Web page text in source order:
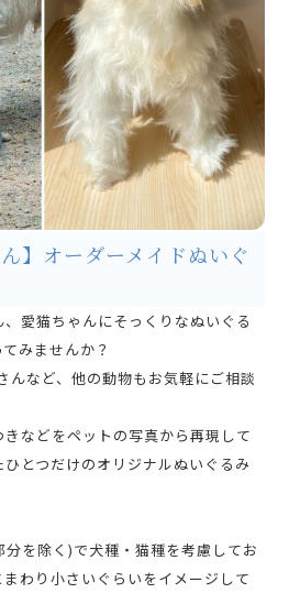
ん】オーダーメイドぬいぐ
愛猫ちゃんにそっくりなぬいぐる
みませんか？
んなど、他の動物もお気軽にご相談
などをペットの写真から再現して
とつだけのオリジナルぬいぐるみ
を除く)で犬種・猫種を考慮してお
わり小さいぐらいをイメージして